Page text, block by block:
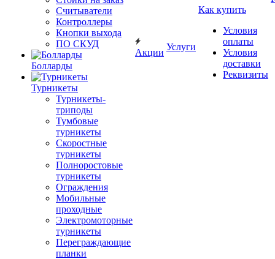
Считыватели
Контроллеры
Кнопки выхода
ПО СКУД
Болларды
Турникеты
Турникеты-
триподы
Тумбовые
турникеты
Скоростные
турникеты
Полноростовые
турникеты
Ограждения
Мобильные
проходные
Электромоторные
турникеты
Переграждающие
планки
Акции
Услуги
Как купить
Условия
оплаты
Условия
доставки
Реквизиты